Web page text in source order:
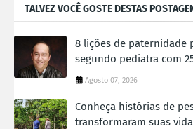
TALVEZ VOCÊ GOSTE DESTAS
8 lições de paternidade
segundo pediatra com
Agosto 07, 2026
Conheça histórias de
transformaram suas